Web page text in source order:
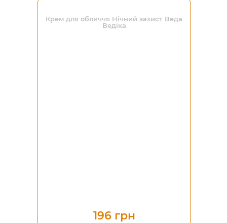
Крем для обличчя Нічний захист Веда
Ведіка
196 грн